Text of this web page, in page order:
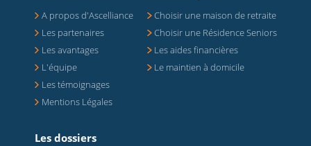
A propos d'Ascelliance
Les partenaires
Les avantages
L'équipe
Les témoignages
Mentions Légales
Choisir une maison de retraite
Choisir une Résidence Seniors
Les aides financières
Le maintien à domicile
Les dossiers